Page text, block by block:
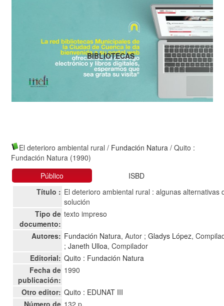
El deterioro ambiental rural / Fundación Natura / Quito :
Fundación Natura (1990)
Público
ISBD
Título : El deterioro ambiental rural : algunas alternativas
solución
Tipo de
documento:
texto impreso
Autores: Fundación Natura, Autor ;Gladys López,
;Janeth Ulloa, Compilador
Editorial: Quito : Fundación Natura
Fecha de
publicación:
1990
Otro editor: Quito : EDUNAT III
Número de 132 p.
BIBLIOTECAS